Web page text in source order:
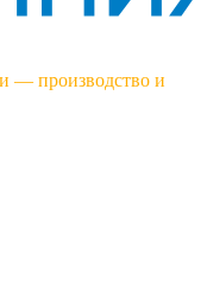
— производство и